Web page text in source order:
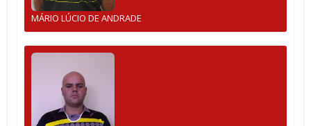
MÁRIO LÚCIO DE ANDRADE